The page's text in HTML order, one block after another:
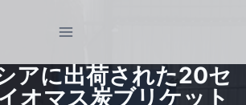
アに出荷された20セ
オマス炭ブリケット